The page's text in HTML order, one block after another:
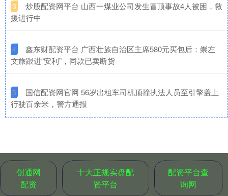
3
​炒股配资网平台 山西一煤业公司发生冒顶事故4人被困，救
援进行中
4
​鑫东财配资平台 广西壮族自治区主席580元买包后：崇左
文旅跟进“安利”，同款已卖断货
5
​国信配资网官网 56岁出租车司机顶撞执法人员至引擎盖上
行驶百余米，警方通报
创通网
配资
十大正规实盘配
资平台
配资平台查
询网